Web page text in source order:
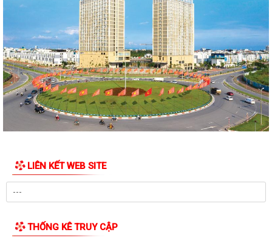
đường Lý Thái Tông kéo dài (đoạn...
Quyết định Về việc thu hồi đất để GPMB thực hiện Dự án: Mở rộng
đường Lý Thái Tông kéo dài (đoạn...
Quyết định Về việc thu hồi đất để GPMB thực hiện Dự án: Mở rộng
đường Lý Thái Tông kéo dài (đoạn...
Quyết định Về việc thu hồi đất để GPMB thực hiện Dự án: Mở rộng
đường Lý Thái Tông kéo dài (đoạn...
đường Lý Thái Tông kéo dài (đoạn...
Quyết định Về việc thu hồi đất để GPMB thực hiện Dự án: Mở rộng
Quyết định Về việc thu hồi đất để GPMB thực hiện Dự án: Mở rộng
đường Lý Thái Tông kéo dài (đoạn từ...
LIÊN KẾT WEB SITE
THỐNG KÊ TRUY CẬP